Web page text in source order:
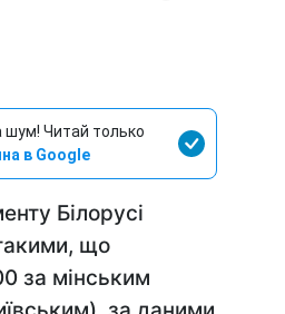
шум! Читай только
в Google
Білорусі
що
за мінським